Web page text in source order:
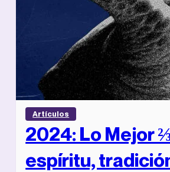
Artículos
2024: Lo Mejor
espíritu,